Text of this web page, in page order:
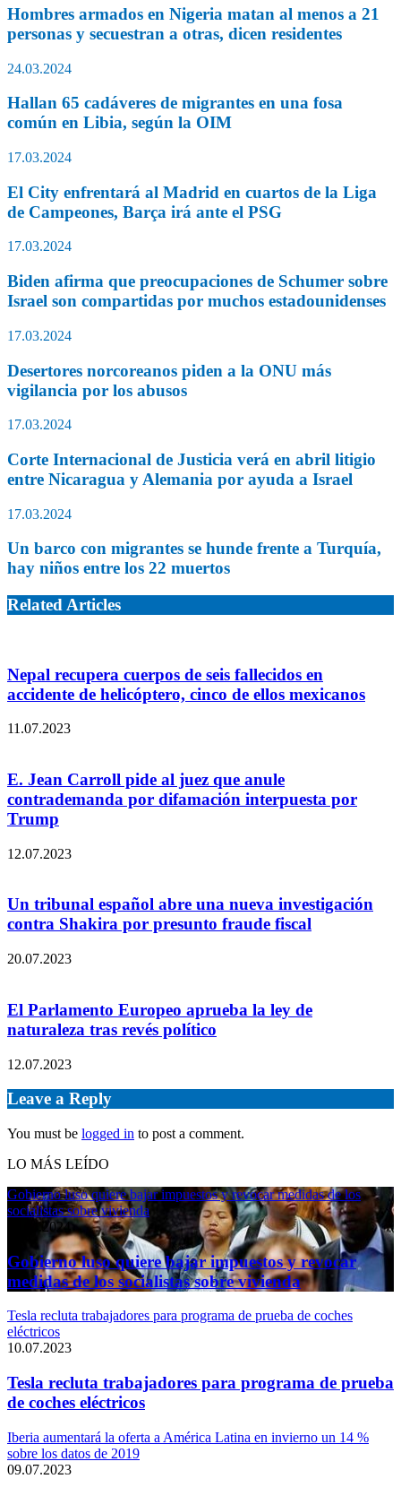
Hombres armados en Nigeria matan al menos a 21
personas y secuestran a otras, dicen residentes
24.03.2024
Hallan 65 cadáveres de migrantes en una fosa
común en Libia, según la OIM
17.03.2024
El City enfrentará al Madrid en cuartos de la Liga
de Campeones, Barça irá ante el PSG
17.03.2024
Biden afirma que preocupaciones de Schumer sobre
Israel son compartidas por muchos estadounidenses
17.03.2024
Desertores norcoreanos piden a la ONU más
vigilancia por los abusos
17.03.2024
Corte Internacional de Justicia verá en abril litigio
entre Nicaragua y Alemania por ayuda a Israel
17.03.2024
Un barco con migrantes se hunde frente a Turquía,
hay niños entre los 22 muertos
Related Articles
Nepal recupera cuerpos de seis fallecidos en
accidente de helicóptero, cinco de ellos mexicanos
11.07.2023
E. Jean Carroll pide al juez que anule
contrademanda por difamación interpuesta por
Trump
12.07.2023
Un tribunal español abre una nueva investigación
contra Shakira por presunto fraude fiscal
20.07.2023
El Parlamento Europeo aprueba la ley de
naturaleza tras revés político
12.07.2023
Leave a Reply
You must be logged in to post a comment.
LO MÁS LEÍDO
Gobierno luso quiere bajar impuestos y revocar medidas de los
socialistas sobre vivienda
11.04.2024
Gobierno luso quiere bajar impuestos y revocar
medidas de los socialistas sobre vivienda
Tesla recluta trabajadores para programa de prueba de coches
eléctricos
10.07.2023
Tesla recluta trabajadores para programa de prueba
de coches eléctricos
Iberia aumentará la oferta a América Latina en invierno un 14 %
sobre los datos de 2019
09.07.2023